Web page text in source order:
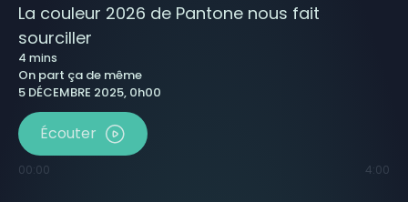
La couleur 2026 de Pantone nous fait
sourciller
4 mins
On part ça de même
5 DÉCEMBRE 2025, 0h00
Écouter
00:00 4:00